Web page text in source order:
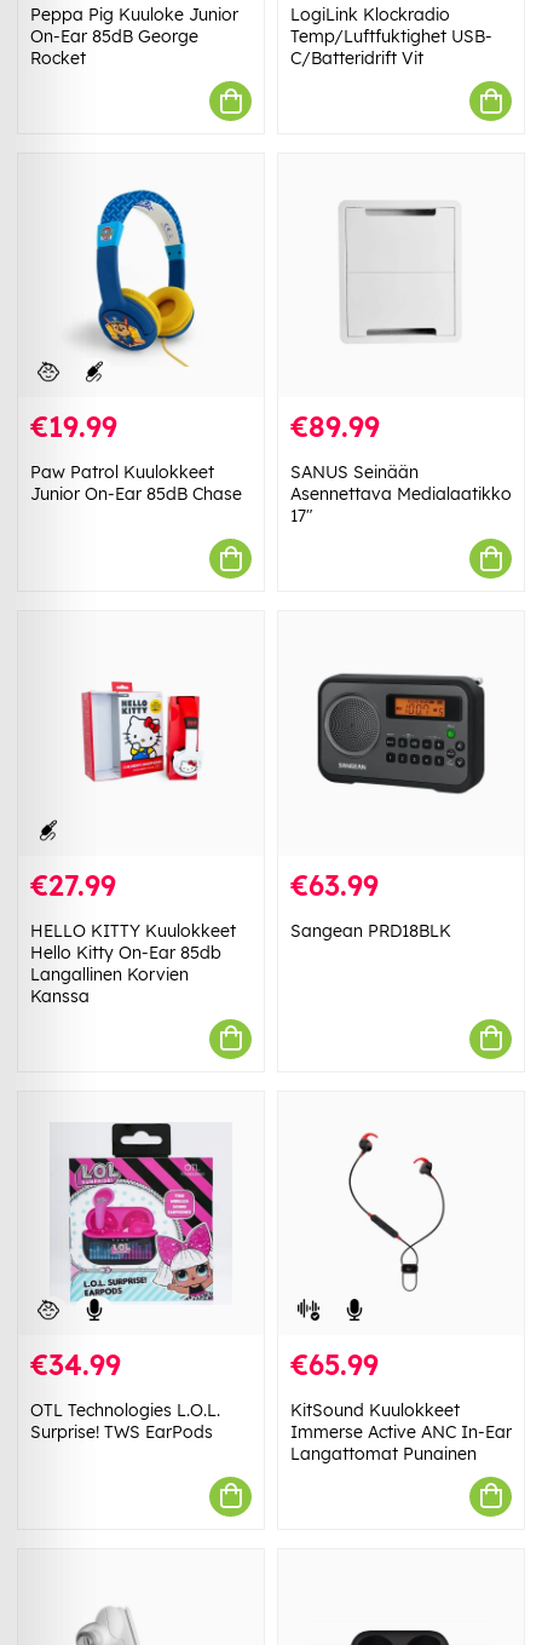
Peppa Pig Kuuloke Junior
On-Ear 85dB George
Rocket
LogiLink Klockradio
Temp/Luftfuktighet USB-
C/Batteridrift Vit
€19.99
Paw Patrol Kuulokkeet
Junior On-Ear 85dB Chase
€89.99
SANUS Seinään
Asennettava Medialaatikko
17"
€27.99
HELLO KITTY Kuulokkeet
Hello Kitty On-Ear 85db
Langallinen Korvien
Kanssa
€63.99
Sangean PRD18BLK
€34.99
OTL Technologies L.O.L.
Surprise! TWS EarPods
€65.99
KitSound Kuulokkeet
Immerse Active ANC In-Ear
Langattomat Punainen